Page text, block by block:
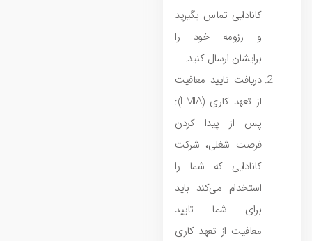
کانادایی تماس بگیرید
و رزومه خود را
برایشان ارسال کنید.
دریافت تایید معافیت
از تعهد کاری (LMIA):
پس از پیدا کردن
فرصت شغلی، شرکت
کانادایی که شما را
استخدام می‌کند باید
برای شما تایید
معافیت از تعهد کاری